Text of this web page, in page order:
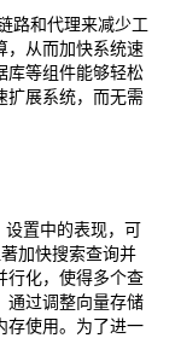
路和代理来减少工
，从而加快系统速
库等组件能够轻松
扩展系统，而无需
置中的表现，可
加快搜索查询并
行化，使得多个查
通过调整向量存储
存使用。为了进一